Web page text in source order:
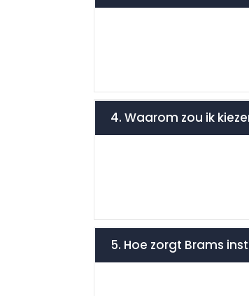
4. Waarom zou ik
5. Hoe zorgt Brams